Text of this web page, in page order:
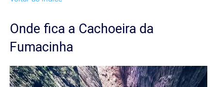
Onde fica a Cachoeira da
Fumacinha